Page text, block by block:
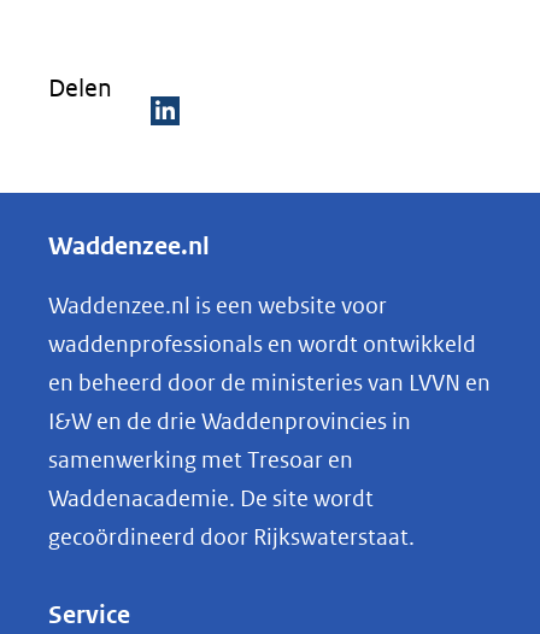
Delen
e
e
n
o
p
k
e
Waddenzee.nl
Waddenzee.nl is een website voor
waddenprofessionals en wordt ontwikkeld
en beheerd door de ministeries van LVVN en
I&W en de drie Waddenprovincies in
samenwerking met Tresoar en
Waddenacademie. De site wordt
gecoördineerd door Rijkswaterstaat.
Service